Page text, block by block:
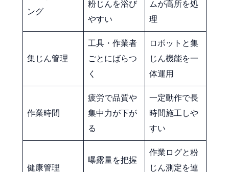
ング
粉じんを浴び
やすい
ムが高所を処
理
集じん管理
工具・作業者
ごとにばらつ
く
ロボットと集
じん機能を一
体運用
作業時間
疲労で品質や
集中力が下が
る
一定動作で長
時間施工しや
すい
健康管理
曝露量を把握
作業ログと粉
じん測定を連